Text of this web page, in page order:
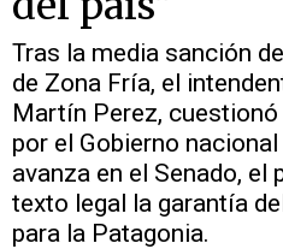
Tras la media sanción
de Zona Fría, el
Martín Perez,
por el Gobierno
avanza en el Senado,
texto legal la garantía
para la Patagonia.